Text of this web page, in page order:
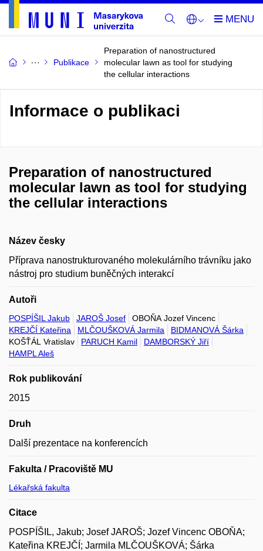
Publikace
Preparation of nanostructured
molecular lawn as tool for studying
the cellular interactions
Informace o publikaci
Preparation of nanostructured
molecular lawn as tool for studying
the cellular interactions
Název česky
Příprava nanostrukturovaného molekulárního trávníku jako
nástroj pro studium buněčných interakcí
Autoři
POSPÍŠIL Jakub JAROŠ Josef
OBOŇA Jozef Vincenc
KREJČÍ Kateřina
MLČOUŠKOVÁ Jarmila
BIDMANOVÁ Šárka
KOŠŤÁL Vratislav
PARUCH Kamil
DAMBORSKÝ Jiří
HAMPL Aleš
Rok publikování
2015
Druh
Další prezentace na konferencích
Fakulta / Pracoviště MU
Lékařská fakulta
Citace
POSPÍŠIL, Jakub; Josef JAROŠ; Jozef Vincenc OBOŇA;
Kateřina KREJČÍ; Jarmila MLČOUŠKOVÁ; Šárka